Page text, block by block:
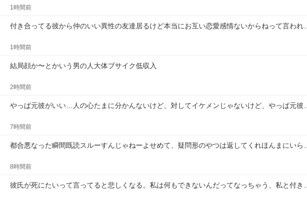
1時間前
付き合ってる彼から仲のいい異性の友達居るけど本当にお互い恋愛感情ないからねって言われ…
1時間前
結局顔か〜とかいう男の人大体ブサイク低収入
2時間前
やっぱ元彼がいい…人の心たまに分かんないけど、対してイケメンじゃないけど、やっぱ元彼…
7時間前
都合悪なった瞬間既読スルーすんじゃねーよせめて、疑問形のやつは返してくれほんまにいら…
8時間前
彼氏が死にたいって言ってると悲しくなる。私は何もできないんだってなっちゃう、私と付き…